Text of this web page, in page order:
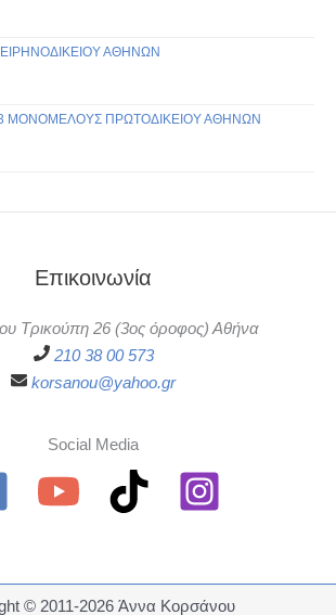
ΑΘΗΝΩΝ
ΜΟΝΟΜΕΛΟΥΣ ΠΡΩΤΟΔΙΚΕΙΟΥ ΑΘΗΝΩΝ
Επικοινωνία
Τρικούπη 26 (3ος όροφος) Αθήνα
210 38 00 573
korsanou@yahoo.gr
Social Media
© 2011-2026 Άννα Κορσάνου